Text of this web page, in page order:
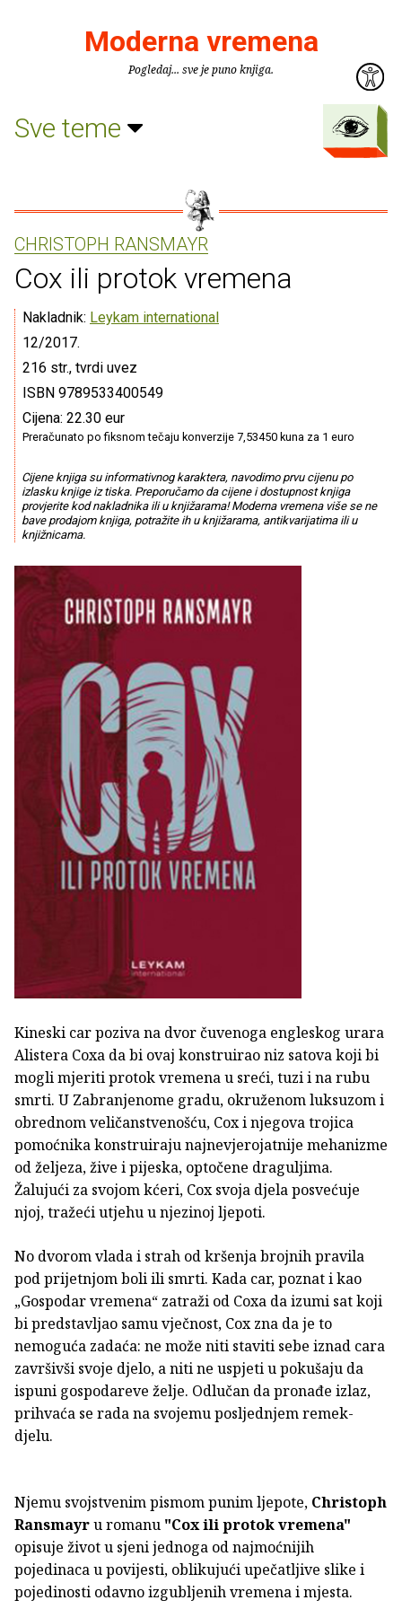
Moderna vremena
Pogledaj... sve je puno knjiga.
Sve teme
CHRISTOPH RANSMAYR
Cox ili protok vremena
Nakladnik: Leykam international
12/2017.
216 str., tvrdi uvez
ISBN 9789533400549
Cijena: 22.30 eur
Preračunato po fiksnom tečaju konverzije 7,53450 kuna za 1 euro
Cijene knjiga su informativnog karaktera, navodimo prvu cijenu po
izlasku knjige iz tiska. Preporučamo da cijene i dostupnost knjiga
provjerite kod nakladnika ili u knjižarama! Moderna vremena više se ne
bave prodajom knjiga, potražite ih u knjižarama, antikvarijatima ili u
knjižnicama.
Kineski car poziva na dvor čuvenoga engleskog urara
Alistera Coxa da bi ovaj konstruirao niz satova koji bi
mogli mjeriti protok vremena u sreći, tuzi i na rubu
smrti. U Zabranjenome gradu, okruženom luksuzom i
obrednom veličanstvenošću, Cox i njegova trojica
pomoćnika konstruiraju najnevjerojatnije mehanizme
od željeza, žive i pijeska, optočene draguljima.
Žalujući za svojom kćeri, Cox svoja djela posvećuje
njoj, tražeći utjehu u njezinoj ljepoti.
No dvorom vlada i strah od kršenja brojnih pravila
pod prijetnjom boli ili smrti. Kada car, poznat i kao
„Gospodar vremena“ zatraži od Coxa da izumi sat koji
bi predstavljao samu vječnost, Cox zna da je to
nemoguća zadaća: ne može niti staviti sebe iznad cara
završivši svoje djelo, a niti ne uspjeti u pokušaju da
ispuni gospodareve želje. Odlučan da pronađe izlaz,
prihvaća se rada na svojemu posljednjem remek-
djelu.
Njemu svojstvenim pismom punim ljepote, Christoph
Ransmayru romanu "Cox ili protok vremena"
opisuje život u sjeni jednoga od najmoćnijih
pojedinaca u povijesti, oblikujući upečatljive slike i
pojedinosti odavno izgubljenih vremena i mjesta.